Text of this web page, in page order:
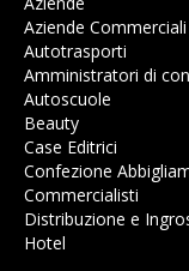
Aziende
Autotrasporti
Amministratori di
Autoscuole
Beauty
Case Editrici
Confezione
Commercialisti
Distribuzione e
Hotel